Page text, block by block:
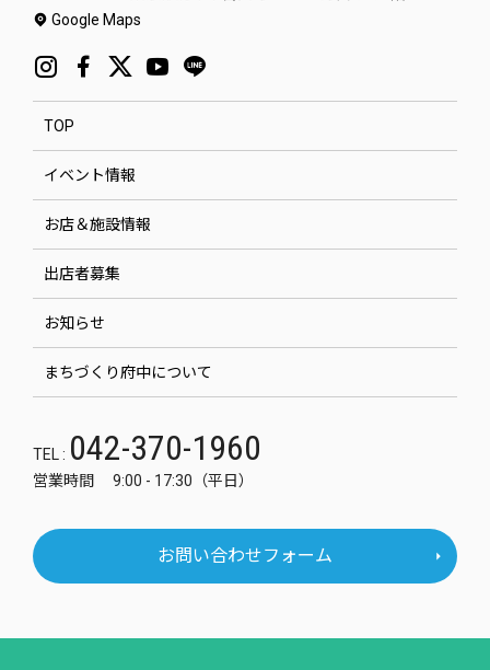
Google Maps
TOP
イベント情報
お店＆施設情報
出店者募集
お知らせ
まちづくり府中について
TEL : 042-370-1960
営業時間 9:00 - 17:30（平日）
お問い合わせフォーム